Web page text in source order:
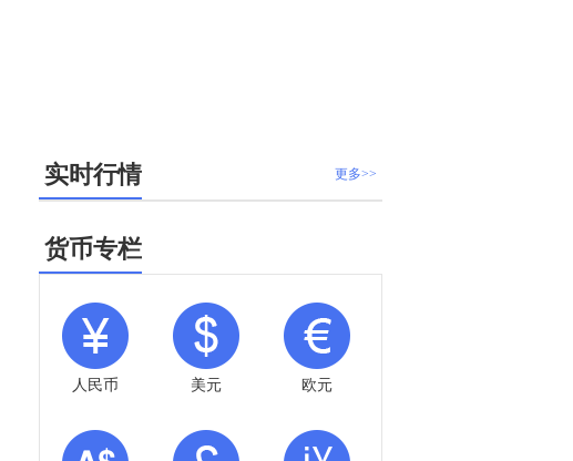
更多>>
实时行情
货币专栏
人民币 美元 欧元